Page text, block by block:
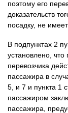
поэтому его
доказательств
посадку, не
В подпунктах 2
установлено,
перевозчика
пассажира в
5, и 7 и пункта 1
пассажиром
пассажира,